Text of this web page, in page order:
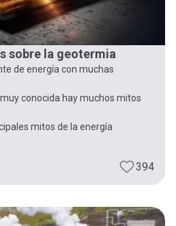
sobre la geotermia
de energía con muchas
conocida hay muchos mitos
mitos de la energía
394